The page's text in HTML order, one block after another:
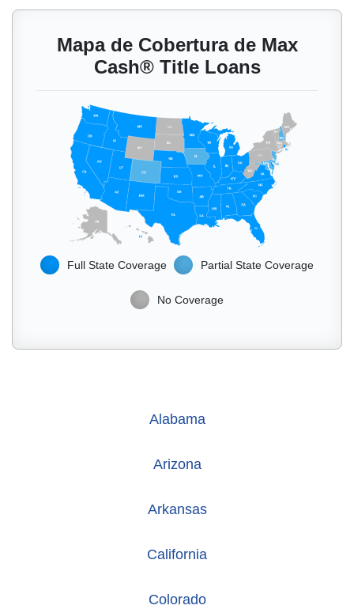
Mapa de Cobertura de Max
Cash® Title Loans
PA
ND
Full State Coverage Partial State Coverage
No Coverage
Alabama
Arizona
Arkansas
California
Colorado